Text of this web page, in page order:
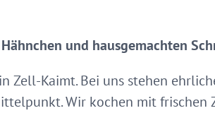
und hausgemachten
Kaimt. Bei uns stehen
Wir kochen mit